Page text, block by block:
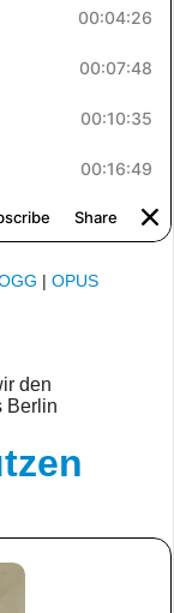
| OPUS
den
Berlin